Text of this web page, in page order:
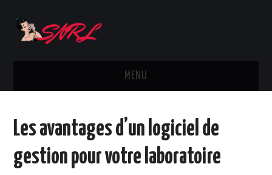
MENU
SMARTPHONES
Les avantages d’un logiciel de
gestion pour votre laboratoire